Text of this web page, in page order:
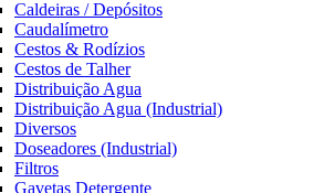
Caldeiras / Depósitos
Caudalímetro
Cestos & Rodízios
Cestos de Talher
Distribuição Agua
Distribuição Agua (Industrial)
Diversos
Doseadores (Industrial)
Filtros
Gavetas Detergente